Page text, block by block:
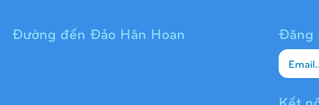
Đường đến Đảo Hân Hoan Đăng